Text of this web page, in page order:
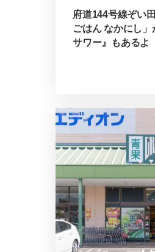
府道144号線ぞい
ごはん なかにし
サワー』もあるよ